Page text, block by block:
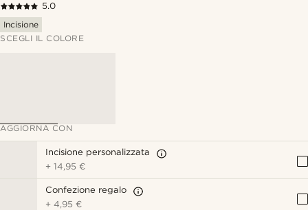
5.0
Incisione
SCEGLI IL COLORE
AGGIORNA CON
Incisione personalizzata
+14,95 €
Confezione regalo
+4,95 €